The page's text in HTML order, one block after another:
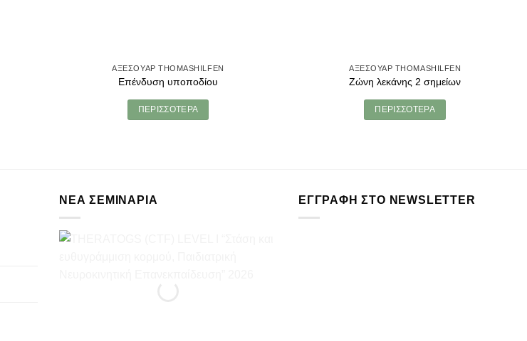
ΑΞΕΣΟΥΑΡ THOMASHILFEN
Επένδυση υποποδίου
ΠΕΡΙΣΣΟΤΕΡΑ
ΑΞΕΣΟΥΑΡ THOMASHILFEN
Ζώνη λεκάνης 2 σημείων
ΠΕΡΙΣΣΟΤΕΡΑ
ΝΕΑ ΣΕΜΙΝΑΡΙΑ ΕΓΓΡΑΦΗ ΣΤΟ NEWSLETTER